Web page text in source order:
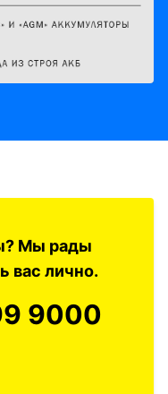
Мы рады
вас лично.
9000